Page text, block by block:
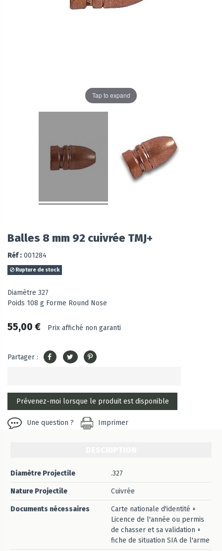
Tap to expand
Balles 8 mm 92 cuivrée TMJ+
Réf : 001284
Rupture de stock
Diamètre 327
Poids 108 g Forme Round Nose
55,00 € Prix affiché non garanti
Partager :
Une question ? Imprimer
Diamètre Projectile .327
Nature Projectile Cuivrée
Documents nécessaires
Carte nationale d'identité +
Licence de l'année ou permis
de chasser et sa validation +
fiche de situation SIA de l'arme